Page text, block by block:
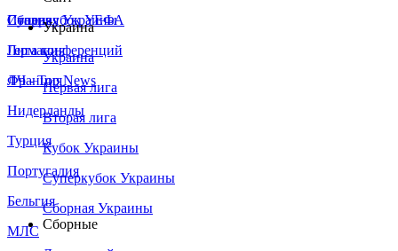
Сборная Украины
Италия
Германия
Франция
Нидерланды
Турция
Португалия
Бельгия
МЛС
Суперкубок УЕФА
Лига конференций
ЛЧ - Top News
Украина
Украина
Первая лига
Вторая лига
Кубок Украины
Суперкубок Украины
Сборная Украины
Сборные